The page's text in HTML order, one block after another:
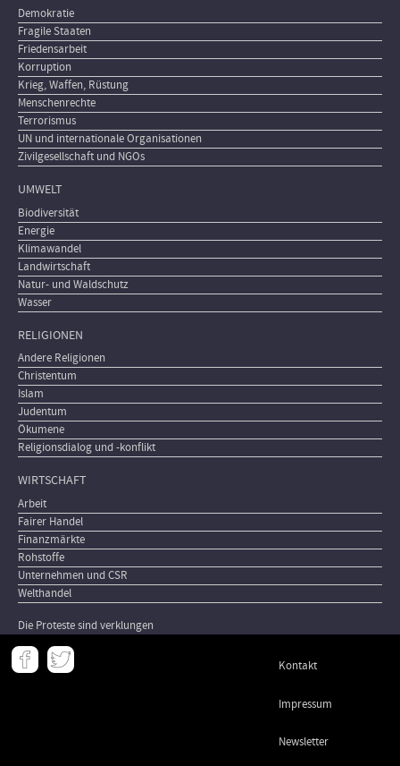
Demokratie
Fragile Staaten
Friedensarbeit
Korruption
Krieg, Waffen, Rüstung
Menschenrechte
Terrorismus
UN und internationale Organisationen
Zivilgesellschaft und NGOs
UMWELT
Biodiversität
Energie
Klimawandel
Landwirtschaft
Natur- und Waldschutz
Wasser
RELIGIONEN
Andere Religionen
Christentum
Islam
Judentum
Ökumene
Religionsdialog und -konflikt
WIRTSCHAFT
Arbeit
Fairer Handel
Finanzmärkte
Rohstoffe
Unternehmen und CSR
Welthandel
Die Proteste sind verklungen
Meta
- Kontakt
Impressum
Newsletter